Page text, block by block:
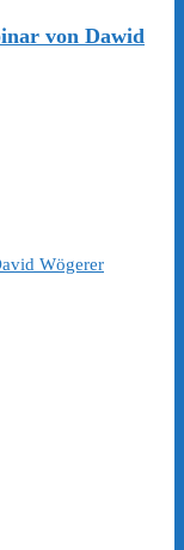
von Dawid
Wögerer